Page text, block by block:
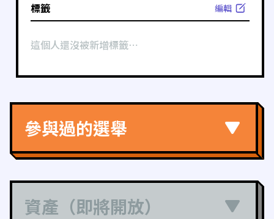
標籤 編輯
這個人還沒被新增標籤⋯
參與過的選舉
資產（即將開放）